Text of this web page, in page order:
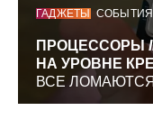
ГАДЖЕТЫ СОБЫТИЯ
ПРОЦЕССОРЫ
НА УРОВНЕ
ВСЕ